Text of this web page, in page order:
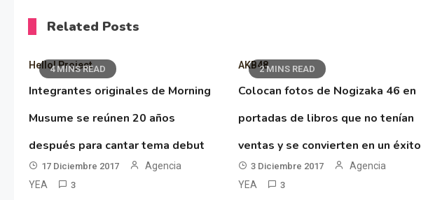
Related Posts
4 MINS READ
Hello! Project
Integrantes originales de Morning
Musume se reúnen 20 años
después para cantar tema debut
17 Diciembre 2017
Agencia
YEA
3
2 MINS READ
AKB48
Colocan fotos de Nogizaka 46 en
portadas de libros que no tenían
ventas y se convierten en un éxito
3 Diciembre 2017
Agencia
YEA
3